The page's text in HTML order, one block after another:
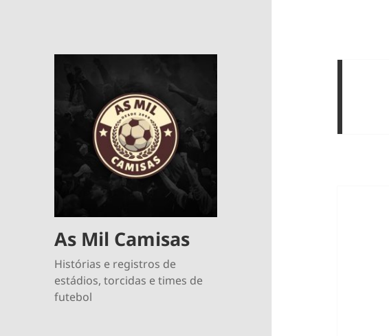
As Mil Camisas
Histórias e registros de
estádios, torcidas e times de
futebol